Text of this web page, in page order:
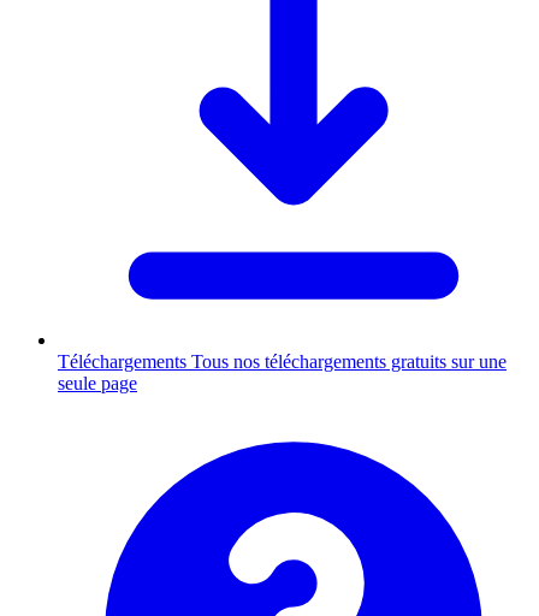
Téléchargements Tous nos téléchargements gratuits sur une
seule page